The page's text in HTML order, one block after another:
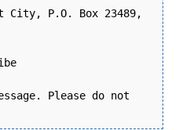
P.O. Box 23489,
Please do not